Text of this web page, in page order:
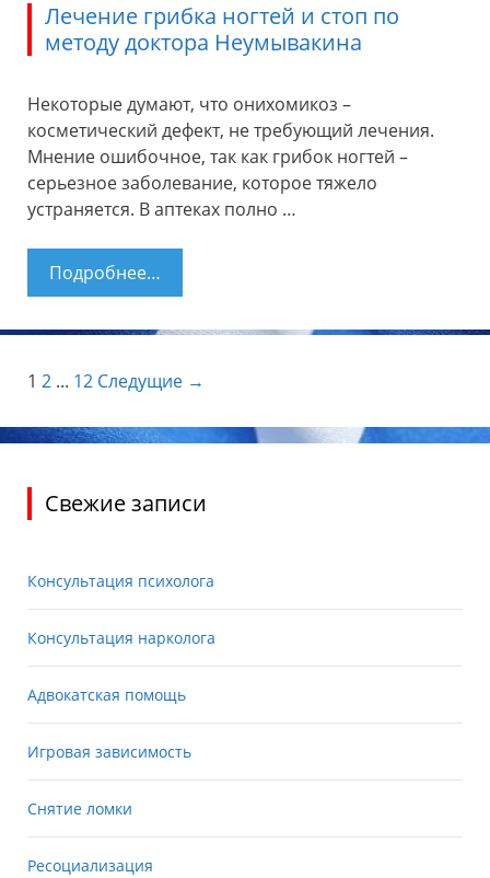
Лечение грибка ногтей и стоп по
методу доктора Неумывакина
Некоторые думают, что онихомикоз –
косметический дефект, не требующий лечения.
Мнение ошибочное, так как грибок ногтей –
серьезное заболевание, которое тяжело
устраняется. В аптеках полно …
Подробнее…
методу доктора Неумывакина
Навигация по записям
1 2 ... 12 Следущие →
Свежие записи
Консультация психолога
Консультация нарколога
Адвокатская помощь
Игровая зависимость
Снятие ломки
Ресоциализация